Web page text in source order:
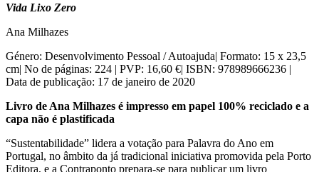
Vida Lixo Zero
Ana Milhazes
Género: Desenvolvimento Pessoal / Autoajuda| Formato: 15 x 23,5
cm| No de páginas: 224 | PVP: 16,60 €| ISBN: 978989666236 |
Data de publicação: 17 de janeiro de 2020
Livro de Ana Milhazes é impresso em papel 100% reciclado e a
capa não é plastificada
“Sustentabilidade” lidera a votação para Palavra do Ano em
Portugal, no âmbito da já tradicional iniciativa promovida pela Porto
Editora, e a Contraponto prepara-se para publicar um livro